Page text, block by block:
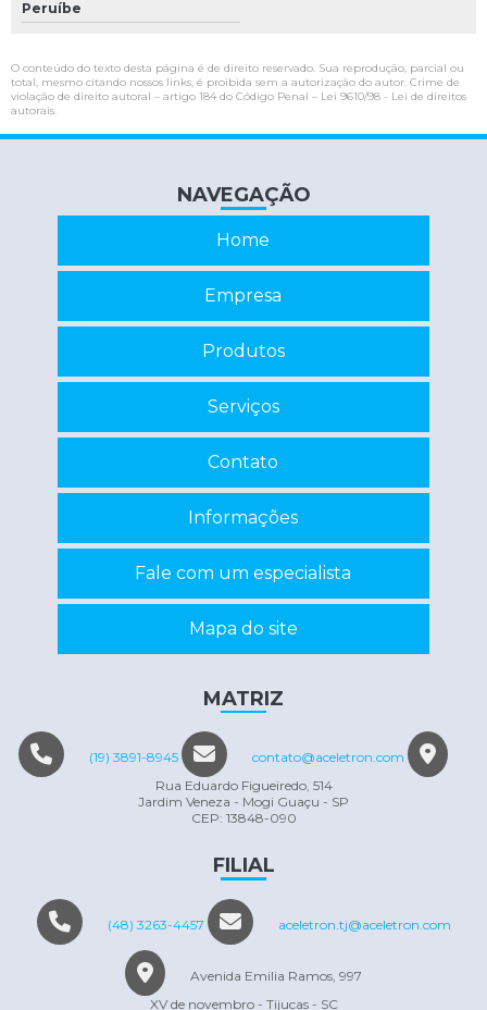
Empresa de manutenção de nobreak
Interface serial
Interface serial rs232
Inversor de frequência industrial
Inversor de frequência manutenção
Manutenção de cnc
Manutenção de estabilizadores e nobreaks
Manutenção de nobreaks sp
Recuperação de circuitos eletrônicos
Reparo em eletrônicos
Servo motor manutenção
Peruíbe
O conteúdo do texto desta página é de direito reservado. Sua reprodução, parcial ou
total, mesmo citando nossos links, é proibida sem a autorização do autor. Crime de
violação de direito autoral – artigo 184 do Código Penal – Lei 9610/98 - Lei de direitos
autorais.
NAVEGAÇÃO
Home
Empresa
Produtos
Serviços
Contato
Informações
Fale com um especialista
Mapa do site
MATRIZ
(19) 3891-8945
contato@aceletron.com
Rua Eduardo Figueiredo, 514
Jardim Veneza - Mogi Guaçu - SP
CEP: 13848-090
FILIAL
(48) 3263-4457 aceletron.tj@aceletron.com
Avenida Emilia Ramos, 997
XV de novembro - Tijucas - SC